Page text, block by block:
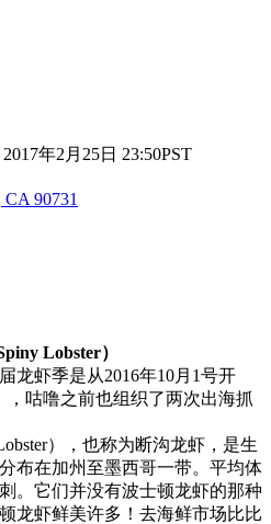
年2月25日 23:50PST
CA 90731
Lobster）
龙虾季是从2016年10月1号开
，咕噜之前也组织了两次出海抓
），也称为断沟龙虾，是生
布在加州至墨西哥一带。平均体
。它们并没有波士顿龙虾的那种
龙虾鲜美许多！去海鲜市场比比